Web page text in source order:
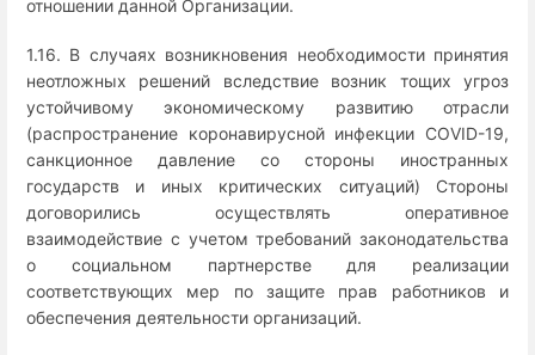
отношении данной Организации.
1.16. В случаях возникновения необходимости принятия
неотложных решений вследствие возник тощих угроз
устойчивому экономическому развитию отрасли
(распространение коронавирусной инфекции COVID-19,
санкционное давление со стороны иностранных
государств и иных критических ситуаций) Стороны
договорились осуществлять оперативное
взаимодействие с учетом требований законодательства
о социальном партнерстве для реализации
соответствующих мер по защите прав работников и
обеспечения деятельности организаций.